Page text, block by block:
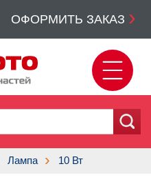
ОФОРМИТЬ ЗАКАЗ
Лампа 10 Вт